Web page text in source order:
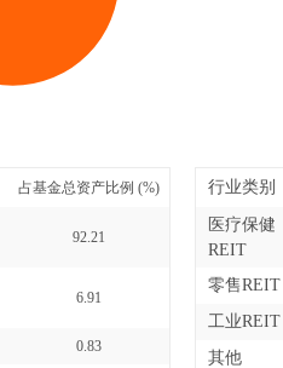
占基金总资产比例 (%)
92.21
6.91
0.83
行业类别
医疗保健
REIT
零售REIT
工业REIT
其他